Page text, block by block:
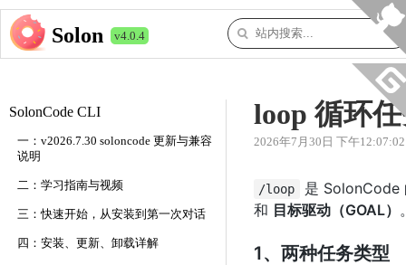
Solon v4.0.4
SolonCode CLI
一：v2026.7.30 soloncode 更新与兼容
说明
二：学习指南与视频
三：快速开始，从安装到第一次对话
四：安装、更新、卸载详解
loop 循环
2026年7月30日 下午12:07:02
/loop
是 SolonCode
和 目标驱动（GOAL）
1、两种任务类型